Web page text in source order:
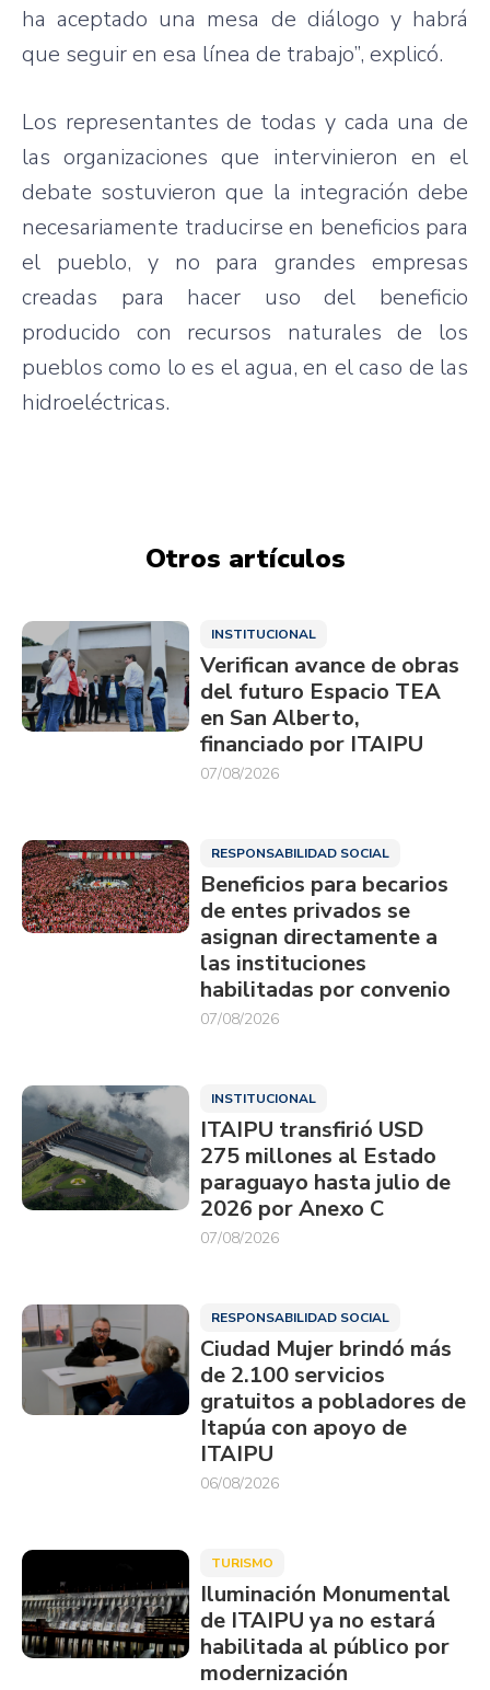
ha aceptado una mesa de diálogo y habrá
que seguir en esa línea de trabajo”, explicó.
Los representantes de todas y cada una de
las organizaciones que intervinieron en el
debate sostuvieron que la integración debe
necesariamente traducirse en beneficios para
el pueblo, y no para grandes empresas
creadas para hacer uso del beneficio
producido con recursos naturales de los
pueblos como lo es el agua, en el caso de las
hidroeléctricas.
Otros artículos
INSTITUCIONAL
Verifican avance de obras
del futuro Espacio TEA
en San Alberto,
financiado por ITAIPU
07/08/2026
RESPONSABILIDAD SOCIAL
Beneficios para becarios
de entes privados se
asignan directamente a
las instituciones
habilitadas por convenio
07/08/2026
INSTITUCIONAL
ITAIPU transfirió USD
275 millones al Estado
paraguayo hasta julio de
2026 por Anexo C
07/08/2026
RESPONSABILIDAD SOCIAL
Ciudad Mujer brindó más
de 2.100 servicios
gratuitos a pobladores de
Itapúa con apoyo de
ITAIPU
06/08/2026
TURISMO
Iluminación Monumental
de ITAIPU ya no estará
habilitada al público por
modernización